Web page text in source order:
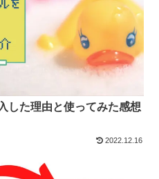
した理由と使ってみた感想
2022.12.16